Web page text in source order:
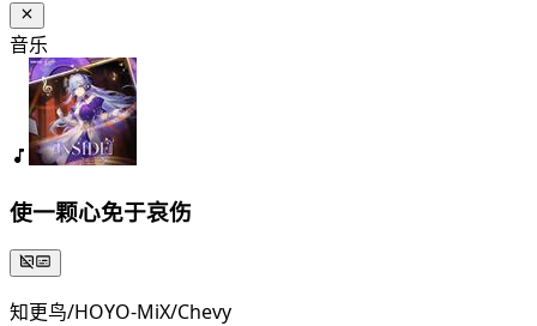
音乐
使一颗心免于哀伤
知更鸟/HOYO-MiX/Chevy